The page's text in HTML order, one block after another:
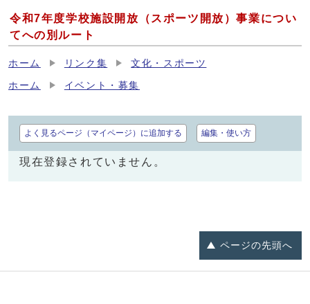
令和7年度学校施設開放（スポーツ開放）事業につい
てへの別ルート
ホーム リンク集 文化・スポーツ
ホーム イベント・募集
よく見るページ（マイページ）に追加する 編集・使い方
現在登録されていません。
ページの先頭へ